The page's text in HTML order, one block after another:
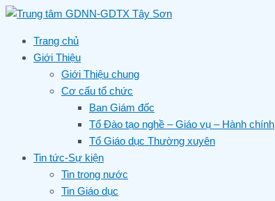
Skip
contentTrang chủ
Giới Thiệu
Giới Thiệu chung
Cơ cấu tổ chức
Ban Giám đốc
Tổ Đào tạo nghề – Giáo vụ – Hành chính
Tổ Giáo dục Thường xuyên
Tin tức-Sự kiện
Tin trong nước
Tin Giáo dục